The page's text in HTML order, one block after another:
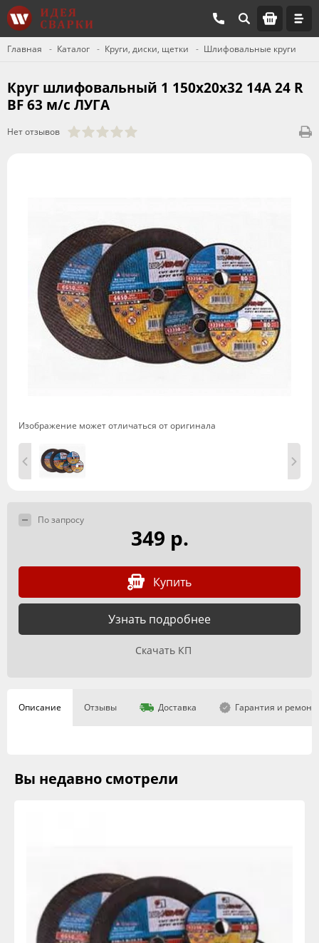
Главная Каталог Круги, диски, щетки Шлифовальные круги
Круг шлифовальный 1 150х20х32 14А 24 R
BF 63 м/с ЛУГА
Нет отзывов
Изображение может отличаться от оригинала
По запросу
349 р.
Купить
Узнать подробнее
Скачать КП
Описание Отзывы Доставка Гарантия и ремонт
Вы недавно смотрели